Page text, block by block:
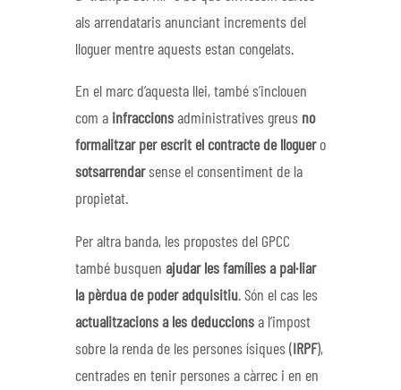
als arrendataris anunciant increments del
lloguer mentre aquests estan congelats.
En el marc d’aquesta llei, també s’inclouen
com a infraccions administratives greus no
formalitzar per escrit el contracte de lloguero
sotsarrendarsense el consentiment de la
propietat.
Per altra banda, les propostes del GPCC
també busquen ajudar les famílies a pal·liar
la pèrdua de poder adquisitiu. Són el cas les
actualitzacions a les deduccions a l’impost
sobre la renda de les persones ísiques ( IRPF),
centrades en tenir persones a càrrec i en en